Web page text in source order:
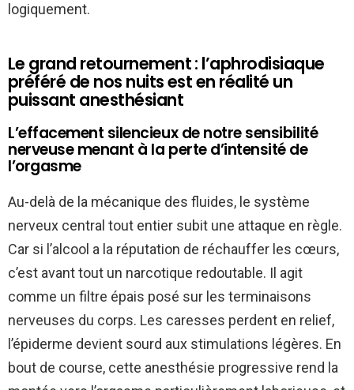
logiquement.
Le grand retournement : l’aphrodisiaque
préféré de nos nuits est en réalité un
puissant anesthésiant
L’effacement silencieux de notre sensibilité
nerveuse menant à la perte d’intensité de
l’orgasme
Au-delà de la mécanique des fluides, le système
nerveux central tout entier subit une attaque en règle.
Car si l’alcool a la réputation de réchauffer les cœurs,
c’est avant tout un narcotique redoutable. Il agit
comme un filtre épais posé sur les terminaisons
nerveuses du corps. Les caresses perdent en relief,
l’épiderme devient sourd aux stimulations légères. En
bout de course, cette anesthésie progressive rend la